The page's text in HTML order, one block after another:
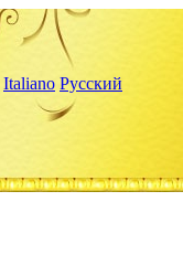
Italiano Русский